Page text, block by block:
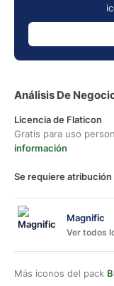
Análisis De
Licencia de Flaticon
Gratis para uso
información
Se requiere atribución
Magnific
Ver todos
Más iconos del pack